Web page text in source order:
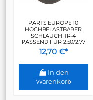
PARTS EUROPE 10
HOCHBELASTBARER
SCHLAUCH TR-4
PASSEND FÜR 2.50/2.77
12,70 €*
In den
Warenkorb